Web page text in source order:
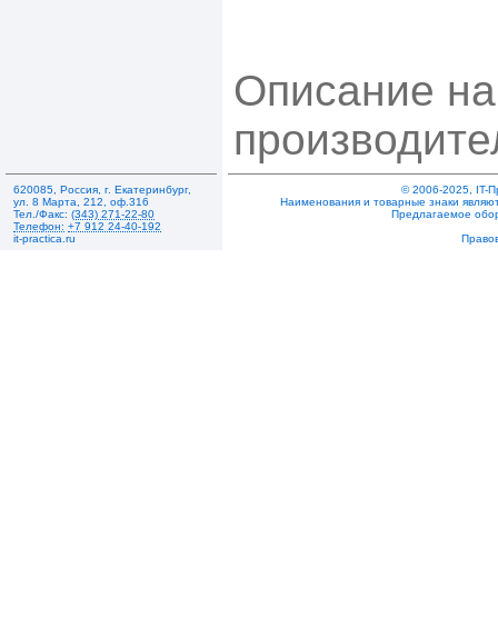
Описание
620085 Россия г. Екатеринбург,
ул. 8 Марта, 212
оф.316
Тел./Факс: (343) 271-22-80
Телефон: +7 912 24-40-192
it-practica.ru
© 2006-2025, IT-
Наименования и товарные знаки
Предлагаемое